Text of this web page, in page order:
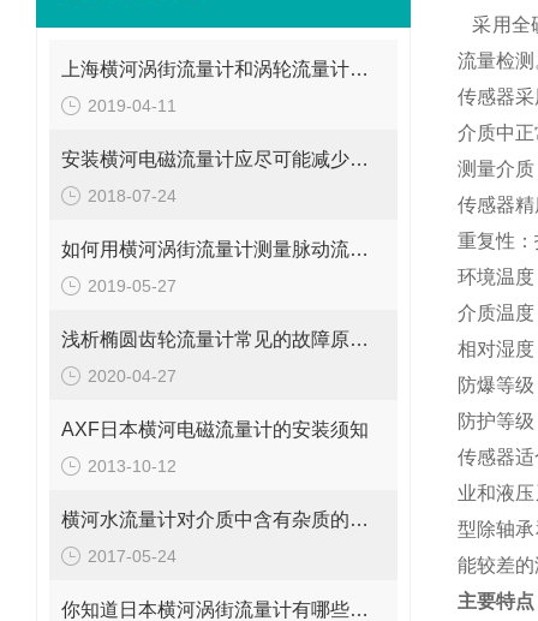
上海横河涡街流量计和涡轮流量计不是一回事
2019-04-11
安装横河电磁流量计应尽可能减少弯管对测量准确性的影响
2018-07-24
如何用横河涡街流量计测量脉动流流量呢？
2019-05-27
浅析椭圆齿轮流量计常见的故障原因和处理对策
2020-04-27
AXF日本横河电磁流量计的安装须知
2013-10-12
横河水流量计对介质中含有杂质的要求
2017-05-24
你知道日本横河涡街流量计有哪些结构优势吗？
采用全
流量检测
传感器
介质中
测量介
传感器
重复性
环境温度
介质温
相对湿度
防爆等
防护等
传感器
业和液
型除轴
能较差
主要特点